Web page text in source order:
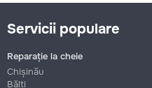
Servicii populare
Reparație la cheie
Chișinău
Bălți